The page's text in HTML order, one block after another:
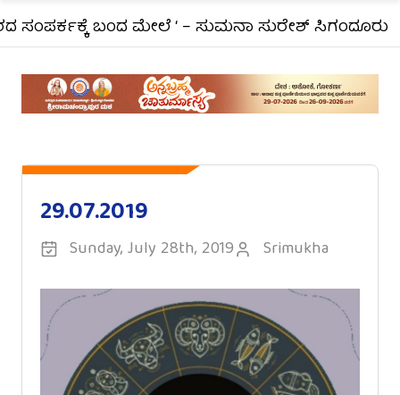
ಬಂದ ಮೇಲೆ ‘ – ಸುಮನಾ ಸುರೇಶ್ ಸಿಗಂದೂರು
29.07.2019
Sunday, July 28th, 2019 Srimukha